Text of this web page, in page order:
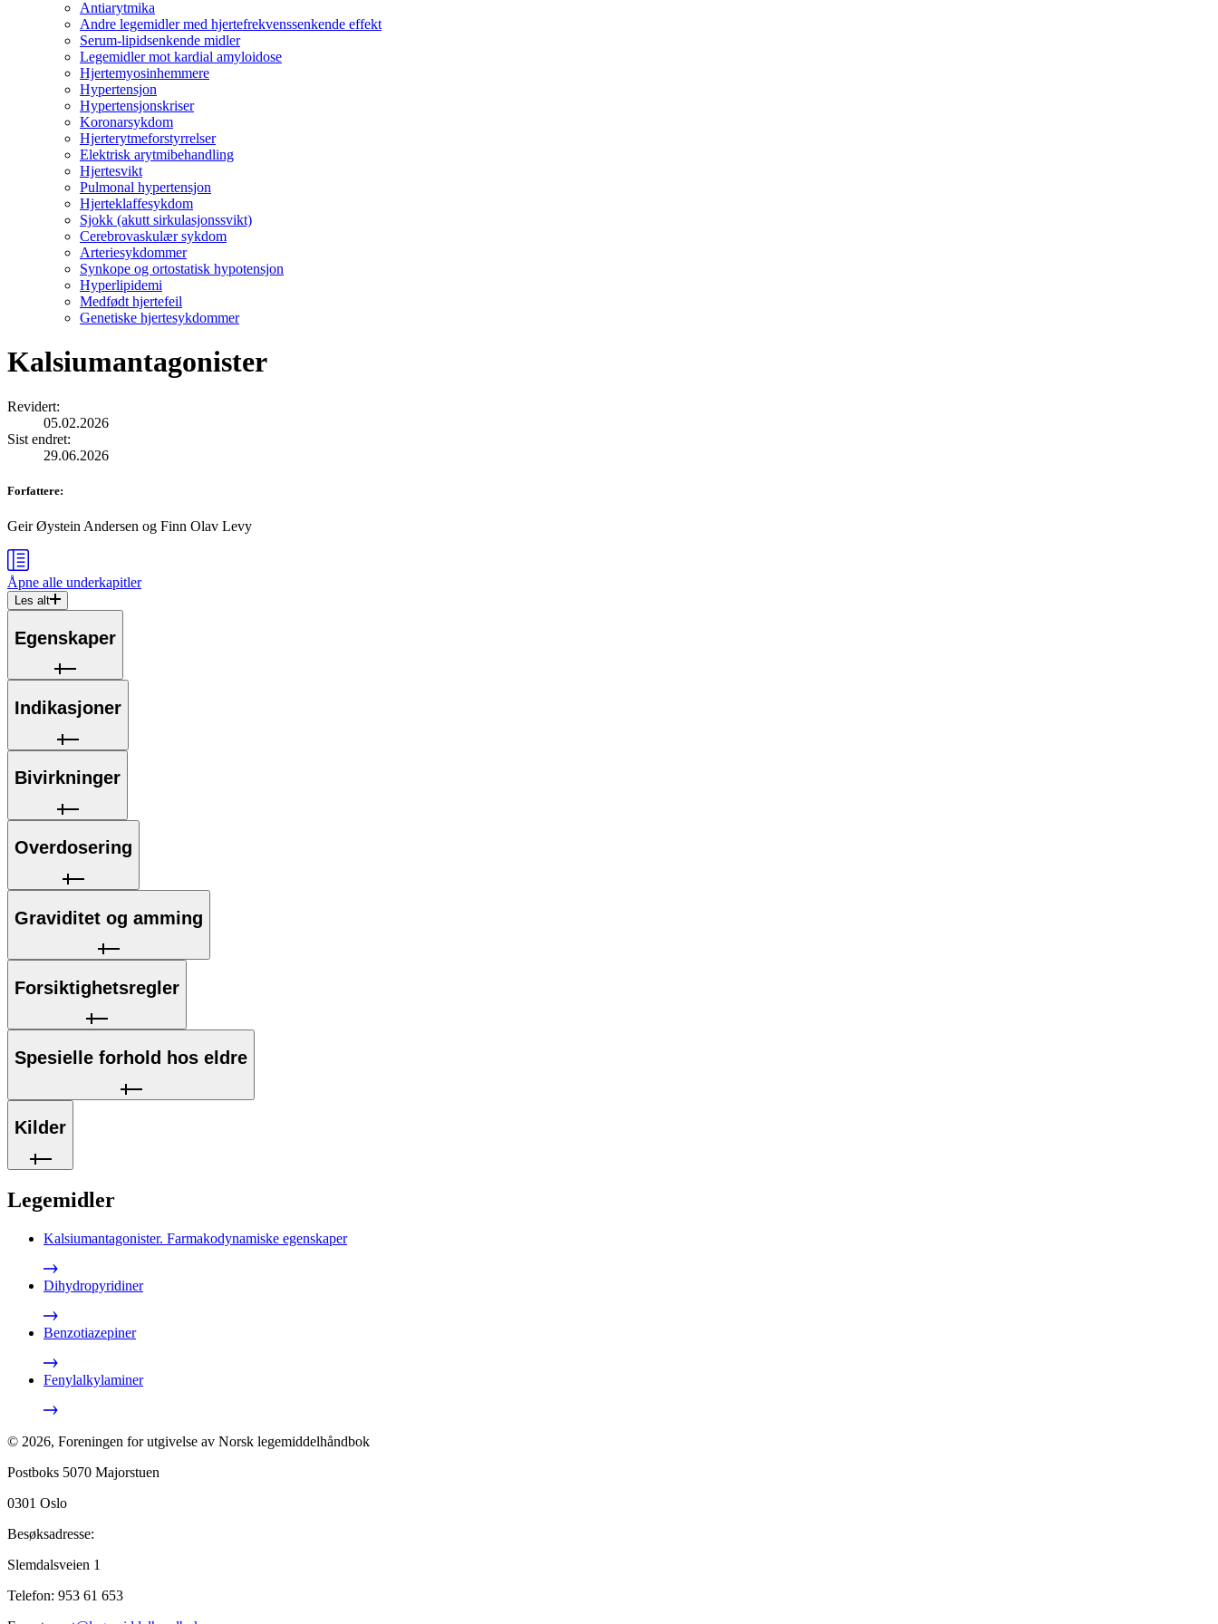
Antiarytmika
Andre legemidler med hjertefrekvenssenkende effekt
Serum-lipidsenkende midler
Legemidler mot kardial amyloidose
Hjertemyosinhemmere
Hypertensjon
Hypertensjonskriser
Koronarsykdom
Hjerterytmeforstyrrelser
Elektrisk arytmibehandling
Hjertesvikt
Pulmonal hypertensjon
Hjerteklaffesykdom
Sjokk (akutt sirkulasjonssvikt)
Cerebrovaskulær sykdom
Arteriesykdommer
Synkope og ortostatisk hypotensjon
Hyperlipidemi
Medfødt hjertefeil
Genetiske hjertesykdommer
Kalsiumantagonister
Revidert:
05.02.2026
Sist endret:
29.06.2026
Forfattere:
Geir Øystein Andersen og Finn Olav Levy
Åpne alle underkapitler
Les alt
Egenskaper
Indikasjoner
Bivirkninger
Overdosering
Graviditet og amming
Forsiktighetsregler
Spesielle forhold hos eldre
Kilder
Legemidler
Kalsiumantagonister. Farmakodynamiske egenskaper
Dihydropyridiner
Benzotiazepiner
Fenylalkylaminer
© 2026, Foreningen for utgivelse av Norsk legemiddelhåndbok
Postboks 5070 Majorstuen
0301 Oslo
Besøksadresse:
Slemdalsveien 1
Telefon: 953 61 653